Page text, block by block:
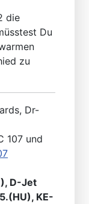
die
Du
zu
Dr-
107 und
D-Jet
KE-